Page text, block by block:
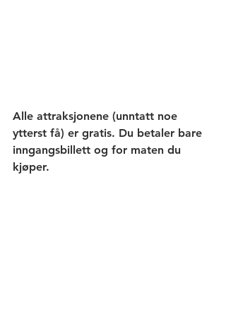
Alle attraksjonene (unntatt noe
ytterst få) er gratis. Du betaler bare
inngangsbillett og for maten du
kjøper.